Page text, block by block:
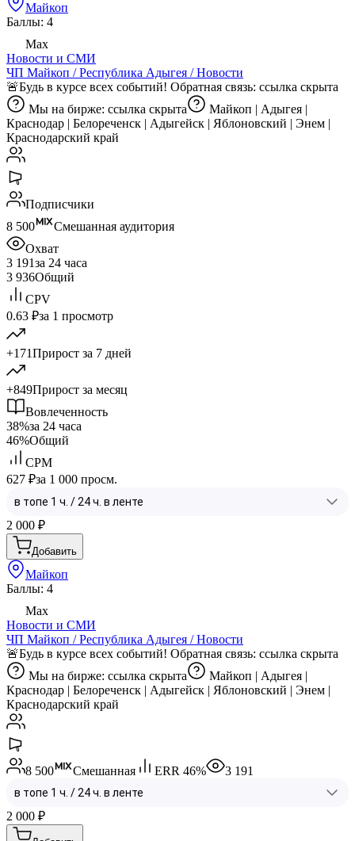
Майкоп
Баллы: 4
Max
Новости и СМИ
ЧП Майкоп / Республика Адыгея / Новости
🚨Будь в курсе всех событий! Обратная связь: ссылка скрыта
Мы на бирже: ссылка скрыта
Майкоп | Адыгея |
Краснодар | Белореченск | Адыгейск | Яблоновский | Энем |
Краснодарский край
Подписчики
8 500
Смешанная аудитория
Охват
3 191за 24 часа
3 936Общий
CPV
0.63 ₽за 1 просмотр
+171Прирост за 7 дней
+849Прирост за месяц
Вовлеченность
38%за 24 часа
46%Общий
CPM
627 ₽за 1 000 просм.
2 000 ₽
Добавить
Майкоп
Баллы: 4
Max
Новости и СМИ
ЧП Майкоп / Республика Адыгея / Новости
🚨Будь в курсе всех событий! Обратная связь: ссылка скрыта
Мы на бирже: ссылка скрыта
Майкоп | Адыгея |
Краснодар | Белореченск | Адыгейск | Яблоновский | Энем |
Краснодарский край
8 500 Смешанная ERR 46% 3 191
2 000 ₽